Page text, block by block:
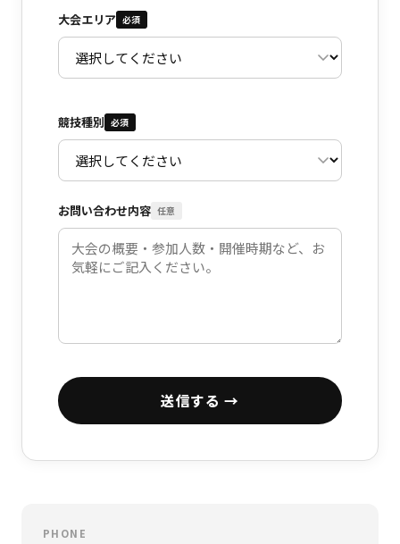
大会エリア 必須
競技種別 必須
お問い合わせ内容 任意
送信する →
PHONE